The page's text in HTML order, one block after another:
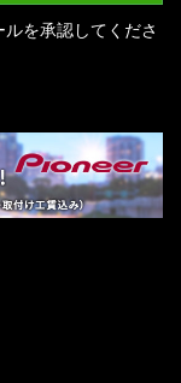
を承認してくださ